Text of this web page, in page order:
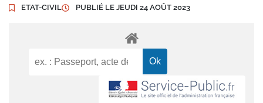
ETAT-CIVIL PUBLIÉ LE JEUDI 24 AOÛT 2023